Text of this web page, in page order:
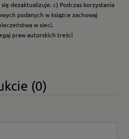
dezaktualizuje. c) Podczas korzystania
podanych w książce zachowaj
w sieci.
praw autorskich treści
(0)